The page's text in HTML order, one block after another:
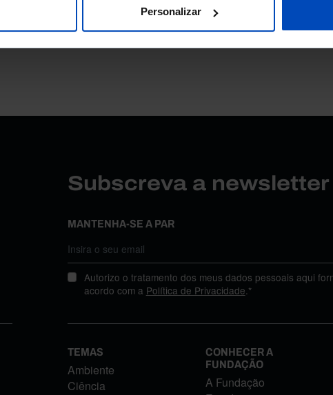
Personalizar
Subscreva a
MANTENHA-SE A PAR
Autorizo o tratamento dos meus dados pessoais aqui
acordo com a Política de Privacidade.*
TEMAS
Ambiente
Ciência
CONHECER A
FUNDAÇÃO
A Fundação